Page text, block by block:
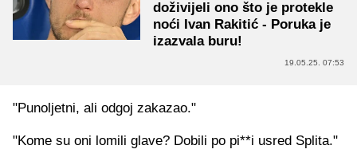
doživijeli ono što je protekle
noći Ivan Rakitić - Poruka je
izazvala buru!
19.05.25. 07:53
"Punoljetni, ali odgoj zakazao."
"Kome su oni lomili glave? Dobili po pi**i usred Splita."